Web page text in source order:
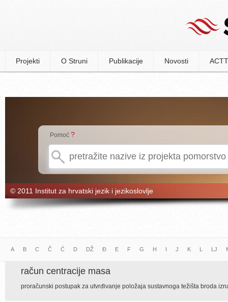
Projekti O Struni Publikacije Novosti
Pomoć ?
© 2011 Institut za hrvatski jezik i jezikoslovlje
A B C Č Ć D DŽ Đ E F G H I J K L LJ
račun centracije masa
proračunski postupak za utvrđivanje položaja sustavnoga težišta broda